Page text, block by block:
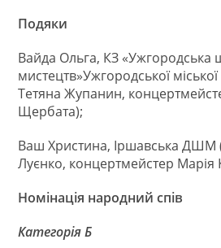
Подяки
Вайда Ольга, КЗ «Ужгородська
мистецтв»Ужгородської
Тетяна Жупанин,
Щербата);
Ваш Христина, Іршавська ДШМ
Луєнко, концертмейстер Марія
Номінація народний спів
Категорія Б